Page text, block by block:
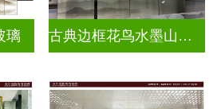
璃 古典边框花鸟水墨山水画玻璃